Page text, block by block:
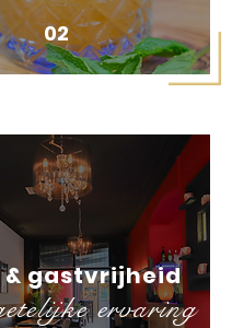
02
ervaring
& gastvrijheid